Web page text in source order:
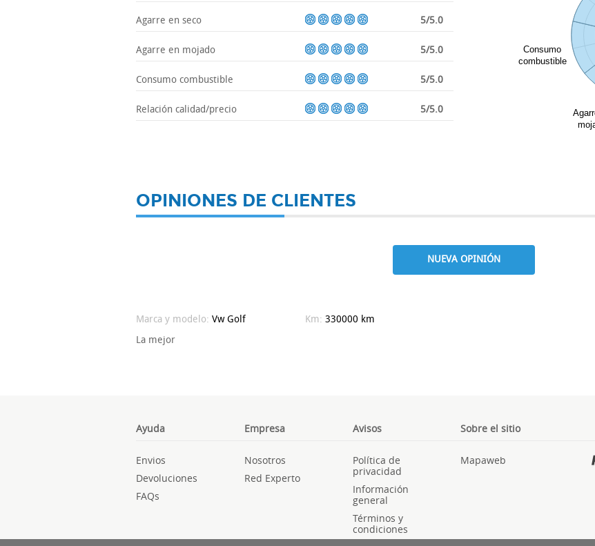
Agarre en seco 5/5.0
Agarre en mojado 5/5.0
Consumo combustible 5/5.0
Relación calidad/precio 5/5.0
Consumo
combustible
OPINIONES DE CLIENTES
NUEVA OPINIÓN
Marca y modelo: VwGolf Km: 330000 km
La mejor
Ayuda Empresa Avisos Sobre el sitio
Envios
Devoluciones
FAQs
Nosotros
Red Experto
Política de
privacidad
Información
general
Términos y
condiciones
Mapaweb